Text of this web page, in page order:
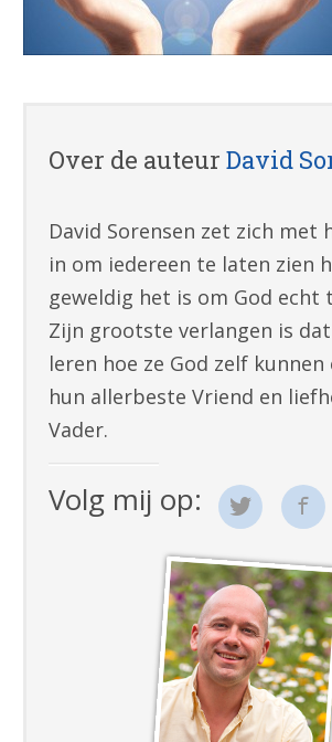
Over de auteurDavid
David Sorensen zet zich met
in om iedereen te laten zien
geweldig het is om God echt
Zijn grootste verlangen is
leren hoe ze God zelf kunnen
hun allerbeste Vriend en
Vader.
Volg mij op: